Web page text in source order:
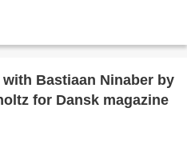
with Bastiaan Ninaber by
magazine